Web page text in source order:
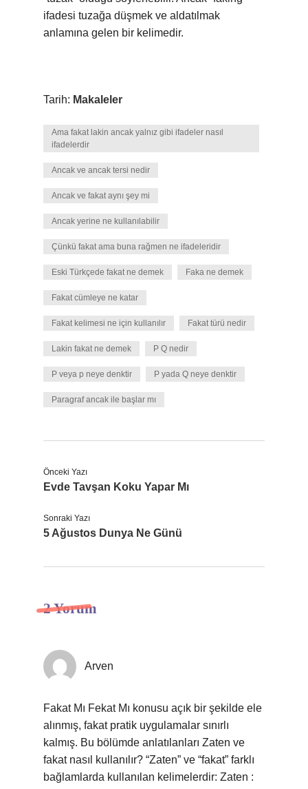
ifadesi tuzağa düşmek ve aldatılmak
anlamına gelen bir kelimedir.
Tarih: Makaleler
Ama fakat lakin ancak yalnız gibi ifadeler nasıl
ifadelerdir
Ancak ve ancak tersi nedir
Ancak ve fakat aynı şey mi
Ancak yerine ne kullanılabilir
Çünkü fakat ama buna rağmen ne ifadeleridir
Eski Türkçede fakat ne demek Faka ne demek
Fakat cümleye ne katar
Fakat kelimesi ne için kullanılır Fakat türü nedir
Lakin fakat ne demek P Q nedir
P veya p neye denktir P yada Q neye denktir
Paragraf ancak ile başlar mı
Önceki Yazı
Evde Tavşan Koku Yapar Mı
Sonraki Yazı
5 Ağustos Dunya Ne Günü
2 Yorum
Arven
Fakat Mı Fekat Mı konusu açık bir şekilde ele
alınmış, fakat pratik uygulamalar sınırlı
kalmış. Bu bölümde anlatılanları Zaten ve
fakat nasıl kullanılır? “Zaten” ve “fakat” farklı
bağlamlarda kullanılan kelimelerdir: Zaten :